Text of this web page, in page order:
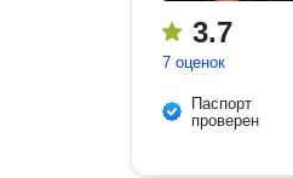
3.7
7 оценок
Паспорт
проверен